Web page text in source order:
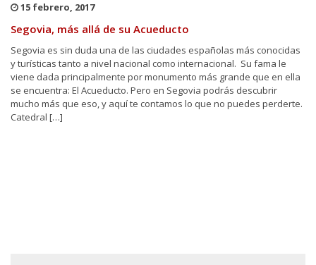
15 febrero, 2017
Segovia, más allá de su Acueducto
Segovia es sin duda una de las ciudades españolas más conocidas
y turísticas tanto a nivel nacional como internacional. Su fama le
viene dada principalmente por monumento más grande que en ella
se encuentra: El Acueducto. Pero en Segovia podrás descubrir
mucho más que eso, y aquí te contamos lo que no puedes perderte.
Catedral […]